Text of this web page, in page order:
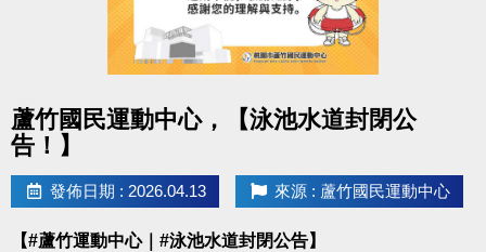
蘆竹國民運動中心，【泳池水道封閉公
告！】
發佈日期 : 2026.04.13 來源 : 蘆竹國民運動中心
【#蘆竹運動中心｜#泳池水道封閉公告】